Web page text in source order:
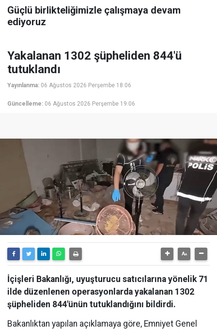
Güçlü birlikteliğimizle çalışmaya devam
ediyoruz
Yakalanan 1302 şüpheliden 844'ü
tutuklandı
Yayınlanma: 06 Ağustos 2026 Perşembe 18:06
Güncelleme: 06 Ağustos 2026 Perşembe 19:06
İçişleri Bakanlığı, uyuşturucu satıcılarına yönelik 71
ilde düzenlenen operasyonlarda yakalanan 1302
şüpheliden 844'ünün tutuklandığını bildirdi.
Bakanlıktan yapılan açıklamaya göre, Emniyet Genel